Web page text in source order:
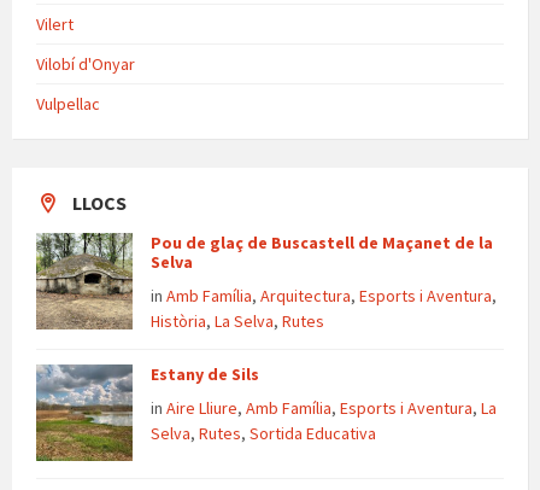
Vilert
Vilobí d'Onyar
Vulpellac
LLOCS
Pou de glaç de Buscastell de Maçanet de la
Selva
in Amb Família, Arquitectura, Esports i Aventura,
Història, La Selva, Rutes
Estany de Sils
in Aire Lliure, Amb Família, Esports i Aventura, La
Selva, Rutes, Sortida Educativa